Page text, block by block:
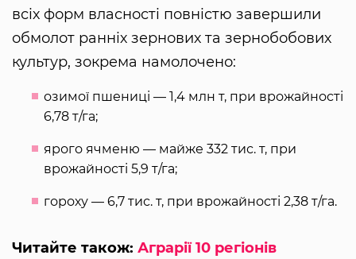
всіх форм власності повністю завершили
обмолот ранніх зернових та зернобобових
культур, зокрема намолочено:
озимої пшениці — 1,4 млн т, при врожайності
6,78 т/га;
ярого ячменю — майже 332 тис. т, при
врожайності 5,9 т/га;
гороху — 6,7 тис. т, при врожайності 2,38 т/га.
Читайте також: Аграрії 10 регіонів